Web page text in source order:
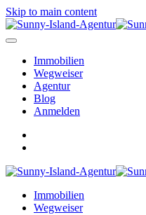
Skip to main content
Immobilien
Wegweiser
Agentur
Blog
Anmelden
Immobilien
Wegweiser